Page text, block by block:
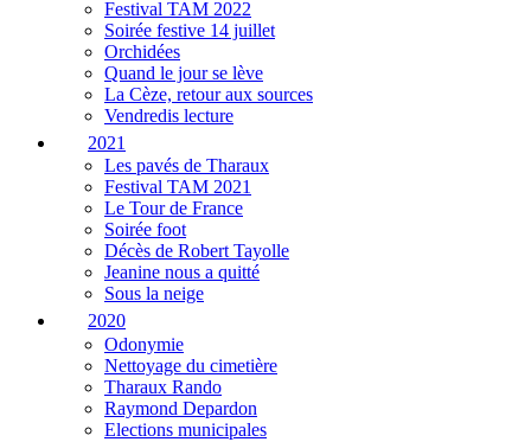
Festival TAM 2022
Soirée festive 14 juillet
Orchidées
Quand le jour se lève
La Cèze, retour aux sources
Vendredis lecture
2021
Les pavés de Tharaux
Festival TAM 2021
Le Tour de France
Soirée foot
Décès de Robert Tayolle
Jeanine nous a quitté
Sous la neige
2020
Odonymie
Nettoyage du cimetière
Tharaux Rando
Raymond Depardon
Elections municipales